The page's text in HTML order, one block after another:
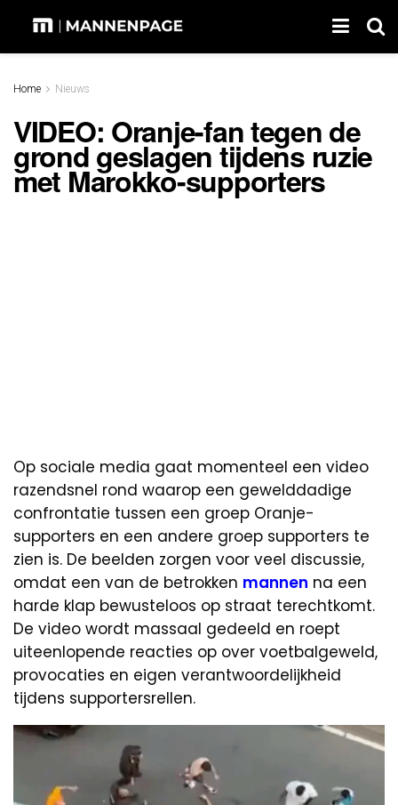
Home Nieuws
VIDEO: Oranje-fan tegen de
grond geslagen tijdens ruzie
met Marokko-supporters
Op sociale media gaat momenteel een video
razendsnel rond waarop een gewelddadige
confrontatie tussen een groep Oranje-
supporters en een andere groep supporters te
zien is. De beelden zorgen voor veel discussie,
omdat een van de betrokken mannen na een
harde klap bewusteloos op straat terechtkomt.
De video wordt massaal gedeeld en roept
uiteenlopende reacties op over voetbalgeweld,
provocaties en eigen verantwoordelijkheid
tijdens supportersrellen.